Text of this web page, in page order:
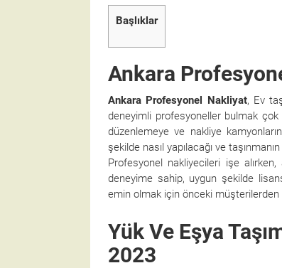
Başlıklar
Ankara
Ankara Profesyonel Nakliyat, Ev
deneyimli profesyoneller bulmak
düzenlemeye ve nakliye
şekilde nasıl yapılacağı ve
Profesyonel nakliyecileri işe alırken,
deneyime sahip, uygun şekilde
emin olmak için önceki
Yük Ve Eşya
2023